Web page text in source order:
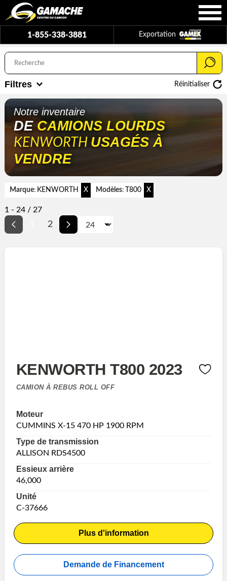
1-855-338-3881 Exportation
Filtres Réinitialiser
Notre inventaire
DE CAMIONS LOURDS
KENWORTH USAGÉS À
VENDRE
Marque: KENWORTH X Modèles: T800 X
1 - 24 / 27
2
KENWORTH T800 2023
CAMION À REBUS ROLL OFF
Moteur
CUMMINS X-15 470 HP 1900 RPM
Type de transmission
ALLISON RDS4500
Essieux arrière
46,000
Unité
C-37666
Plus d'information
Demande de Financement